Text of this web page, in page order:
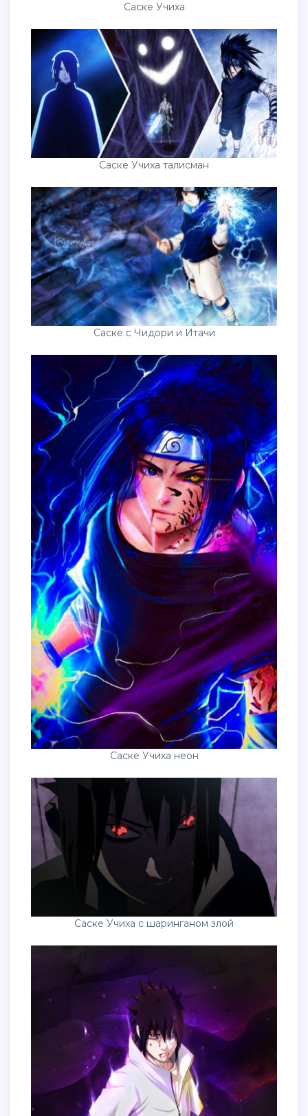
Саске Учиха
Саске Учиха талисман
Саске с Чидори и Итачи
Саске Учиха неон
Саске Учиха с шаринганом злой